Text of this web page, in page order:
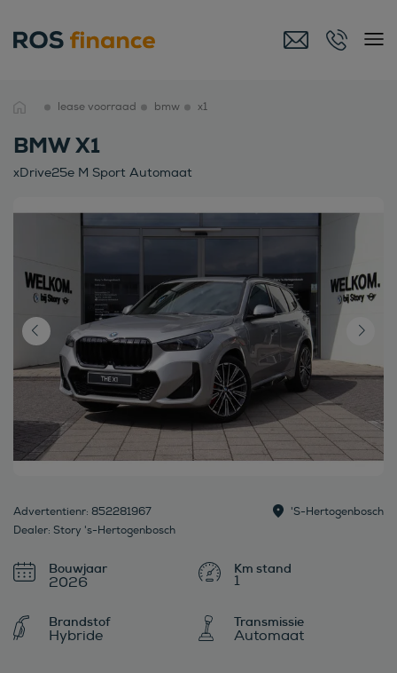
lease voorraad bmw x1
BMW X1
xDrive25e M Sport Automaat
Advertentienr: 852281967
Dealer: Story 's-Hertogenbosch
's-Hertogenbosch
Bouwjaar
2026 1
Brandstof
Hybride
Transmissie
Automaat